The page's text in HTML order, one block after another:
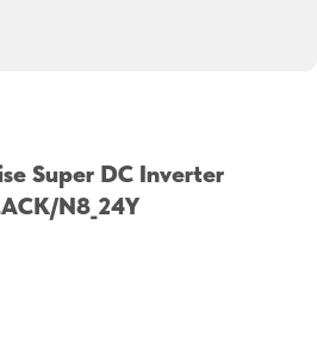
Super DC Inverter
N8_24Y